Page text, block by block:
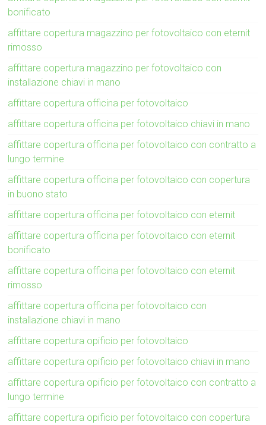
bonificato
affittare copertura magazzino per fotovoltaico con eternit
rimosso
affittare copertura magazzino per fotovoltaico con
installazione chiavi in mano
affittare copertura officina per fotovoltaico
affittare copertura officina per fotovoltaico chiavi in mano
affittare copertura officina per fotovoltaico con contratto a
lungo termine
affittare copertura officina per fotovoltaico con copertura
in buono stato
affittare copertura officina per fotovoltaico con eternit
affittare copertura officina per fotovoltaico con eternit
bonificato
affittare copertura officina per fotovoltaico con eternit
rimosso
affittare copertura officina per fotovoltaico con
installazione chiavi in mano
affittare copertura opificio per fotovoltaico
affittare copertura opificio per fotovoltaico chiavi in mano
affittare copertura opificio per fotovoltaico con contratto a
lungo termine
affittare copertura opificio per fotovoltaico con copertura